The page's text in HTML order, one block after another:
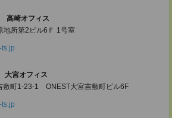
高崎オフィス
所第2ビル6Ｆ 1号室
大宮オフィス
敷町1-23-1 ONEST大宮吉敷町ビル6F